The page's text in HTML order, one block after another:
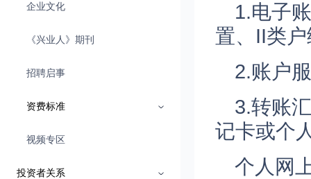
企业文化
《兴业人》期刊
招聘启事
资费标准
视频专区
投资者关系
1.电子
置、II类
2.账户
3.转账
记卡或个
个人网